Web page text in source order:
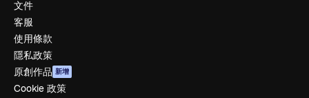
文件
客服
使用條款
隱私政策
原創作品 新增
Cookie 政策